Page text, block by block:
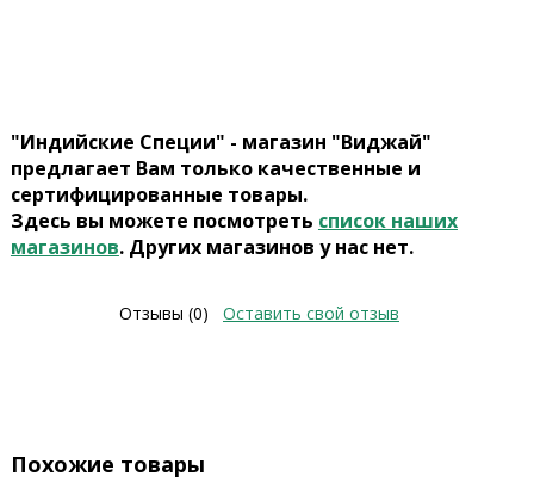
"Индийские Специи" - магазин "Виджай"
предлагает Вам только качественные и
сертифицированные товары.
Здесь вы можете посмотреть список наших
магазинов. Других магазинов у нас нет.
Отзывы (0) Оставить свой отзыв
Похожие товары